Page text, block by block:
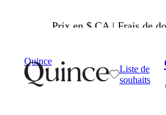
Prix en $ CA | Frais de
Quince
Liste de
souhaits
Tout
HAUTS ET T-